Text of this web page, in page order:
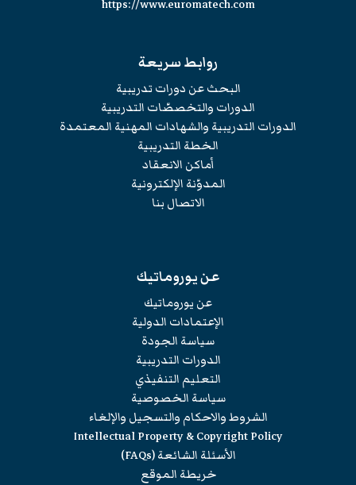
https://www.euromatech.com
روابط سريعة
البحث عن دورات تدريبية
الدورات والتخصصّات التدريبية
الدورات التدريبية والشهادات المهنية المعتمدة
الخطة التدريبية
أماكن الانعقاد
المدوّنة الإلكترونية
الاتصال بنا
عن يوروماتيك
عن يوروماتيك
الإعتمادات الدولية
سياسة الجودة
الدورات التدريبية
التعليم التنفيذي
سياسة الخصوصية
الشروط والاحكام والتسجيل والإلغاء
Intellectual Property & Copyright Policy
الأسئلة الشائعة (FAQs)
خريطة الموقع